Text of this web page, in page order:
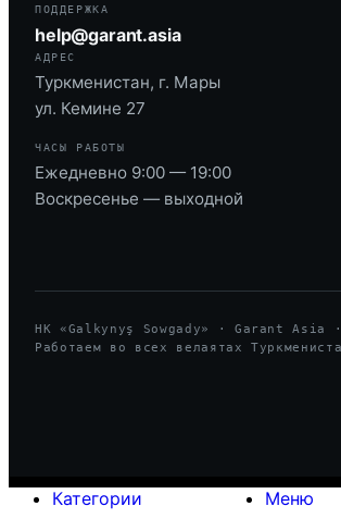
ПОДДЕРЖКА
help@garant.asia
АДРЕС
Туркменистан, г. Мары
ул. Кемине 27
ЧАСЫ РАБОТЫ
Ежедневно 9:00 — 19:00
Воскресенье — выходной
HK «Galkynyş Sowgady» · Garant Asia
Работаем во всех велаятах
Меню
Категории